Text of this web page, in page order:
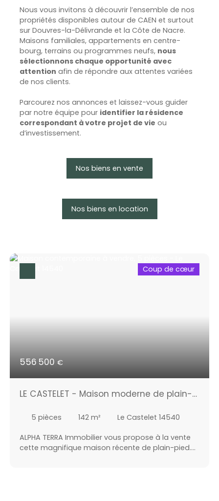
Nous vous invitons à découvrir l’ensemble de nos
propriétés disponibles autour de CAEN et surtout
sur Douvres-la-Délivrande et la Côte de Nacre.
Maisons familiales, appartements en centre-
bourg, terrains ou programmes neufs, nous
sélectionnons chaque opportunité avec
attention afin de répondre aux attentes variées
de nos clients.
Parcourez nos annonces et laissez-vous guider
par notre équipe pour identifier la résidence
correspondant à votre projet de vie ou
d’investissement.
Nos biens en vente
Nos biens en location
556 500 €
Coup de cœur
LE CASTELET - Maison moderne de plain-
5 pièces 142 m² Le Castelet 14540
ALPHA TERRA Immobilier vous propose à la vente
cette magnifique maison récente de plain-pied.